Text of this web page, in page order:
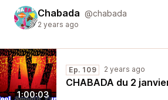
Chabada @chabada
2 years ago
1:00:03
Ep. 109 2 years ago
CHABADA du 2